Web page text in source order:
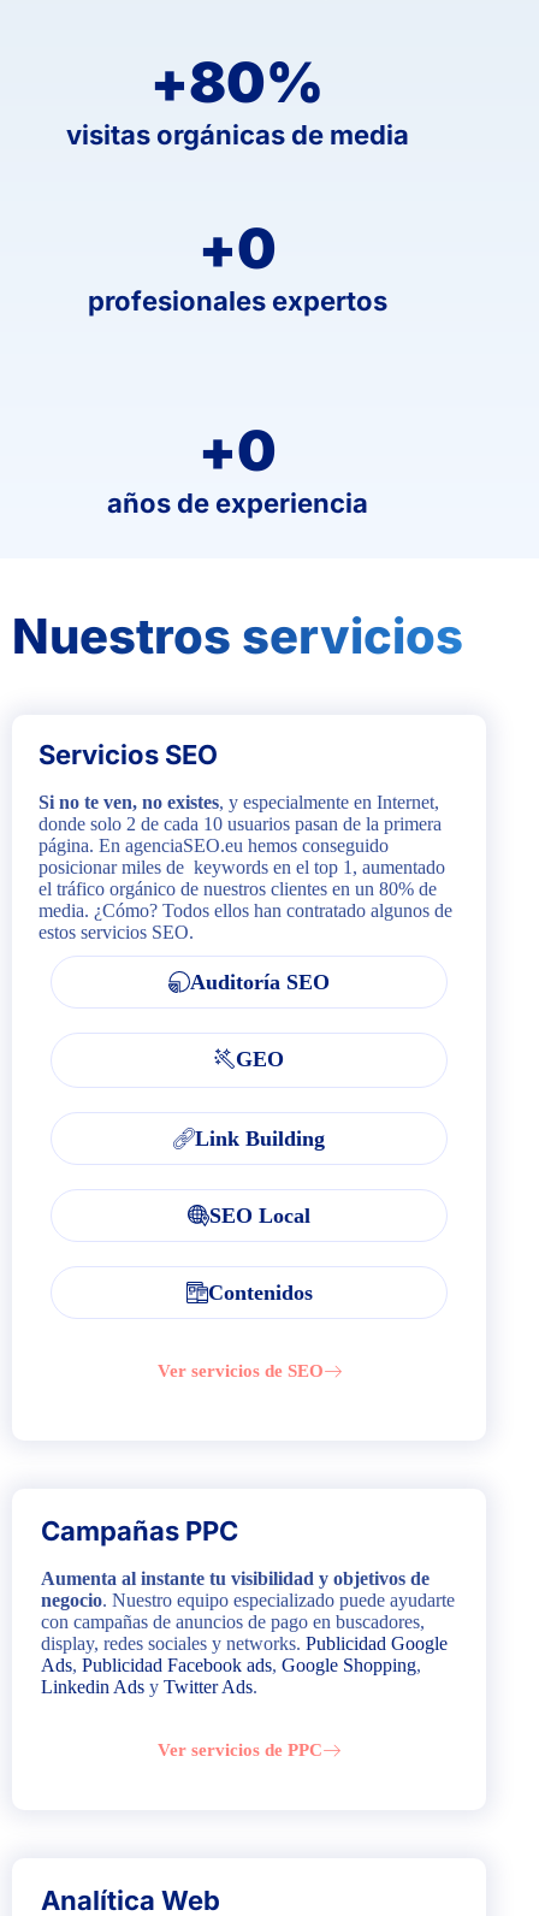
visitas orgánicas de media
+80%
profesionales expertos
+0
años de experiencia
+0
Nuestros servicios
Servicios SEO
Si no te ven, no existes, y especialmente en Internet,
donde solo 2 de cada 10 usuarios pasan de la primera
página. En agenciaSEO.eu hemos conseguido
posicionar miles de keywords en el top 1, aumentado
el tráfico orgánico de nuestros clientes en un 80% de
media. ¿Cómo? Todos ellos han contratado algunos de
estos servicios SEO.
Auditoría SEO
GEO
Link Building
SEO Local
Contenidos
Ver servicios de SEO
Campañas PPC
Aumenta al instante tu visibilidad y objetivos de
negocio. Nuestro equipo especializado puede ayudarte
con campañas de anuncios de pago en buscadores,
display, redes sociales y networks. Publicidad Google
Ads, Publicidad Facebook ads, Google Shopping,
Linkedin Ads y Twitter Ads.
Ver servicios de PPC
Analítica Web